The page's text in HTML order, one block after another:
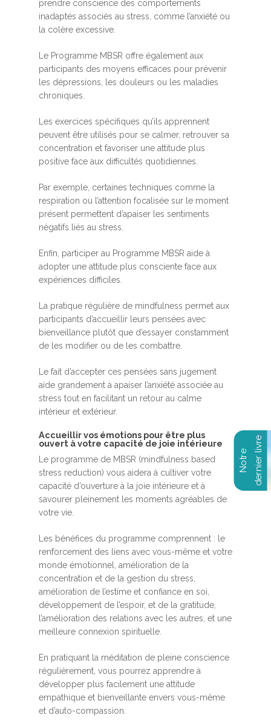
prendre conscience des comportements
inadaptés associés au stress, comme l’anxiété ou
la colère excessive.
Le Programme MBSR offre également aux
participants des moyens efficaces pour prévenir
les dépressions, les douleurs ou les maladies
chroniques.
Les exercices spécifiques qu’ils apprennent
peuvent être utilisés pour se calmer, retrouver sa
concentration et favoriser une attitude plus
positive face aux difficultés quotidiennes.
Par exemple, certaines techniques comme la
respiration ou l’attention focalisée sur le moment
présent permettent d’apaiser les sentiments
négatifs liés au stress.
Enfin, participer au Programme MBSR aide à
adopter une attitude plus consciente face aux
expériences difficiles.
La pratique régulière de mindfulness permet aux
participants d’accueillir leurs pensées avec
bienveillance plutôt que d’essayer constamment
de les modifier ou de les combattre.
Le fait d’accepter ces pensées sans jugement
aide grandement à apaiser l’anxiété associée au
stress tout en facilitant un retour au calme
intérieur et extérieur.
Accueillir vos émotions pour être plus
ouvert à votre capacité de joie intérieure
Le programme de MBSR (mindfulness based
stress reduction) vous aidera à cultiver votre
capacité d’ouverture à la joie intérieure et à
savourer pleinement les moments agréables de
votre vie.
Les bénéfices du programme comprennent : le
renforcement des liens avec vous-même et votre
monde émotionnel, amélioration de la
concentration et de la gestion du stress,
amélioration de l’estime et confiance en soi,
développement de l’espoir, et de la gratitude,
l’amélioration des relations avec les autres, et une
meilleure connexion spirituelle.
En pratiquant la méditation de pleine conscience
régulièrement, vous pourrez apprendre à
développer plus facilement une attitude
empathique et bienveillante envers vous-même
et d’auto-compassion.